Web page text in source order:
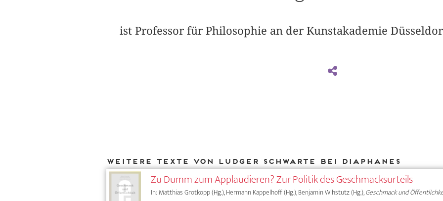
ist Professor für Philosophie an der Kunstakademie
Weitere Texte von Ludger Schwarte bei DIAPHANES
Zu Dumm zum Applaudieren? Zur Politik des Geschmacksurteils
In: Matthias Grotkopp (Hg.), Hermann Kappelhoff (Hg.), Benjamin Wihstutz (Hg.),Geschmack und